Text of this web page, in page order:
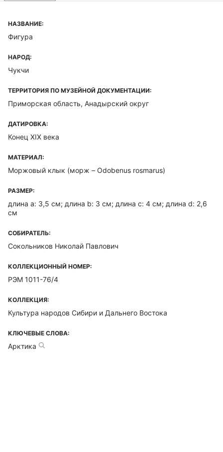
НАЗВАНИЕ:
Фигура
НАРОД:
Чукчи
ТЕРРИТОРИЯ ПО МУЗЕЙНОЙ ДОКУМЕНТАЦИИ:
Приморская область, Анадырский округ
ДАТИРОВКА:
Конец XIX века
МАТЕРИАЛ:
Моржовый клык (морж – Odobenus rosmarus)
РАЗМЕР:
длина а: 3,5 см; длина b: 3 см; длина с: 4 см; длина d: 2,6
см
СОБИРАТЕЛЬ:
Сокольников Николай Павлович
КОЛЛЕКЦИОННЫЙ НОМЕР:
РЭМ 1011-76/4
КОЛЛЕКЦИЯ:
Культура народов Сибири и Дальнего Востока
КЛЮЧЕВЫЕ СЛОВА:
Арктика